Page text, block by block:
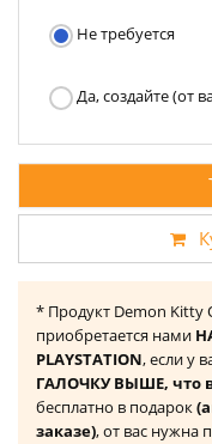
Не требуется
Да, создайте (от
* Продукт Demon Kitty
приобретается нами
PLAYSTATION, если у
ГАЛОЧКУ ВЫШЕ, что
бесплатно в подарок
заказе), от вас нужна